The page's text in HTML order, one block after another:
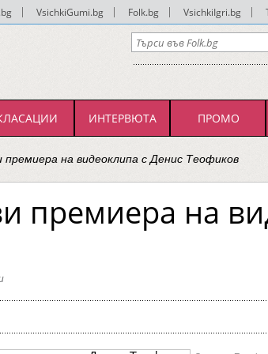
VsichkiGumi.bg Folk.bg VsichkiIgri.bg
ИНТЕРВЮТА ПРОМО
премиера на видеоклипа с Денис Теофиков
премиера на